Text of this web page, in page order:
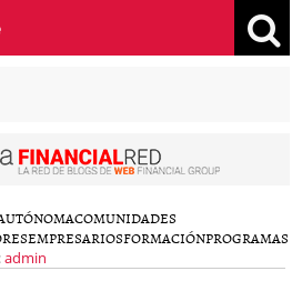
COMUNIDADES
EMPRESARIOSFORMACIÓNPROGRAMAS
admin